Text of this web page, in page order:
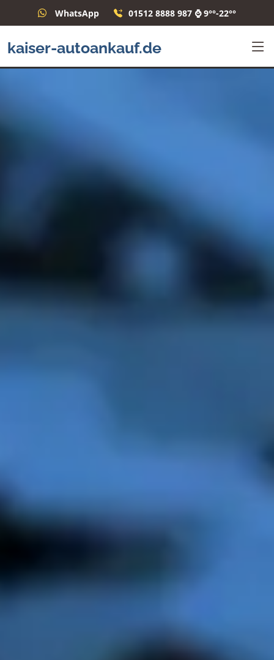
WhatsApp 01512 8888 987 ⌚ 9°°-22°°
kaiser-autoankauf.de